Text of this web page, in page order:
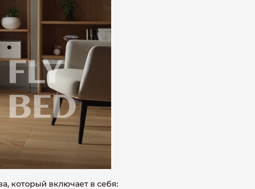
который включает в себя: